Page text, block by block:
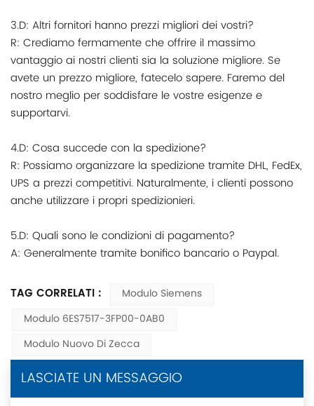
3.D: Altri fornitori hanno prezzi migliori dei vostri?
R: Crediamo fermamente che offrire il massimo
vantaggio ai nostri clienti sia la soluzione migliore. Se
avete un prezzo migliore, fatecelo sapere. Faremo del
nostro meglio per soddisfare le vostre esigenze e
supportarvi.
4.D: Cosa succede con la spedizione?
R: Possiamo organizzare la spedizione tramite DHL, FedEx,
UPS a prezzi competitivi. Naturalmente, i clienti possono
anche utilizzare i propri spedizionieri.
5.D: Quali sono le condizioni di pagamento?
A: Generalmente tramite bonifico bancario o Paypal.
TAG CORRELATI :
Modulo Siemens
Modulo 6ES7517-3FP00-0AB0
Modulo Nuovo Di Zecca
LASCIATE UN MESSAGGIO